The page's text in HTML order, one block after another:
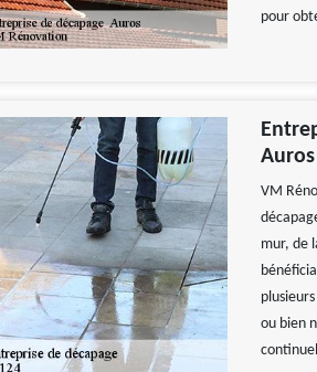
pour
Auros
VM
mur, de
ou bien